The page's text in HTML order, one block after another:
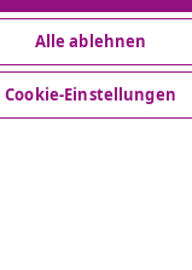
Alle ablehnen
Cookie-Einstellungen